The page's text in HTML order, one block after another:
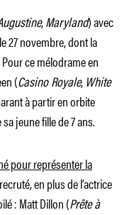
,Maryland) avec
27 novembre, dont la
ce mélodrame en
(Casino Royale,White
à partir en orbite
jeune fille de 7 ans.
pour représenter la
en plus de l’actrice
: Matt Dillon (Prête à